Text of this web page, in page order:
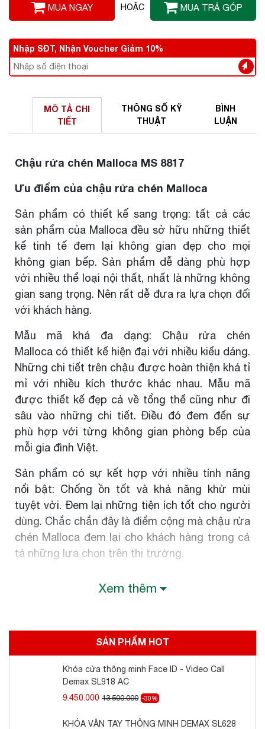
MUA NGAY HOẶC MUA TRẢ GÓP
Nhập SĐT, Nhận Voucher Giảm 10%
MÔ TẢ CHI
TIẾT
THÔNG SỐ KỸ
THUẬT
BÌNH
LUẬN
Chậu rửa chén Malloca MS 8817
Ưu điểm của chậu rửa chén Malloca
Sản phẩm có thiết kế sang trọng: tất cả các
sản phẩm của Malloca đều sở hữu những thiết
kế tinh tế đem lại không gian đẹp cho mọi
không gian bếp. Sản phẩm dễ dàng phù hợp
với nhiều thể loại nội thất, nhất là những không
gian sang trọng. Nên rất dễ đưa ra lựa chọn đối
với khách hàng.
Mẫu mã khá đa dạng: Chậu rửa chén
Malloca có thiết kế hiện đại với nhiều kiểu dáng.
Những chi tiết trên chậu được hoàn thiện khá tỉ
mỉ với nhiều kích thước khác nhau. Mẫu mã
được thiết kế đẹp cả về tổng thể cũng như đi
sâu vào những chi tiết. Điều đó đem đến sự
phù hợp với từng không gian phòng bếp của
mỗi gia đình Việt.
Sản phẩm có sự kết hợp với nhiều tính năng
nổi bật: Chống ồn tốt và khả năng khử mùi
tuyệt vời. Đem lại những tiện ích tốt cho người
dùng. Chắc chắn đây là điểm cộng mà chậu rửa
chén Malloca đem lại cho khách hàng trong cả
tá những lựa chọn trên thị trường.
kỹ thuật hiện đại bậc nhất. Công nghệ trên
đó sẽ mang đến dòng sản phẩm hoàn hảo trên
từng mm.
Chất lượng và độ bền: Nói về độ bền thì sản
phẩm đã có chỗ đứng lâu năm trên thị trường
và tất cả những khách hàng khó tính của chúng
Xem thêm
SẢN PHẨM HOT
Khóa cửa thông minh Face ID - Video Call
Demax SL918 AC
9.450.000 13.500.000 -30%
KHÓA VÂN TAY THÔNG MINH DEMAX SL628